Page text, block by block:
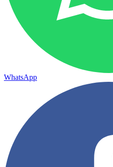
WhatsApp